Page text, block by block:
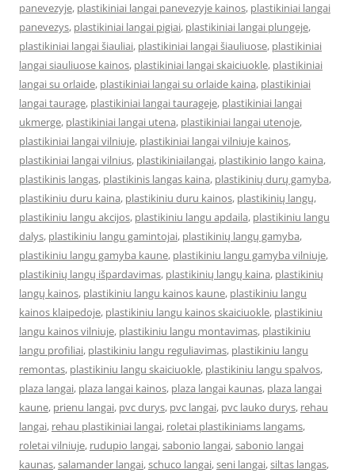
panevezyje, plastikiniai langai panevezyje kainos, plastikiniai langai
panevezys, plastikiniai langai pigiai, plastikiniai langai plungeje,
plastikiniai langai šiauliai, plastikiniai langai šiauliuose, plastikiniai
langai siauliuose kainos, plastikiniai langai skaiciuokle, plastikiniai
langai su orlaide, plastikiniai langai su orlaide kaina, plastikiniai
langai taurage, plastikiniai langai taurageje, plastikiniai langai
ukmerge, plastikiniai langai utena, plastikiniai langai utenoje,
plastikiniai langai vilniuje, plastikiniai langai vilniuje kainos,
plastikiniai langai vilnius, plastikiniailangai, plastikinio lango kaina,
plastikinis langas, plastikinis langas kaina, plastikinių durų gamyba,
plastikiniu duru kaina, plastikiniu duru kainos, plastikinių langų,
plastikiniu langu akcijos, plastikiniu langu apdaila, plastikiniu langu
dalys, plastikiniu langu gamintojai, plastikinių langų gamyba,
plastikiniu langu gamyba kaune, plastikiniu langu gamyba vilniuje,
plastikinių langų išpardavimas, plastikinių langų kaina, plastikinių
langų kainos, plastikiniu langu kainos kaune, plastikiniu langu
kainos klaipedoje, plastikiniu langu kainos skaiciuokle, plastikiniu
langu kainos vilniuje, plastikiniu langu montavimas, plastikiniu
langu profiliai, plastikiniu langu reguliavimas, plastikiniu langu
remontas, plastikiniu langu skaiciuokle, plastikiniu langu spalvos,
plaza langai, plaza langai kainos, plaza langai kaunas, plaza langai
kaune, prienu langai, pvc durys, pvc langai, pvc lauko durys, rehau
langai, rehau plastikiniai langai, roletai plastikiniams langams,
roletai vilniuje, rudupio langai,sabonio langai,sabonio langai
kaunas,salamander langai,schuco langai,seni langai,siltas langas,